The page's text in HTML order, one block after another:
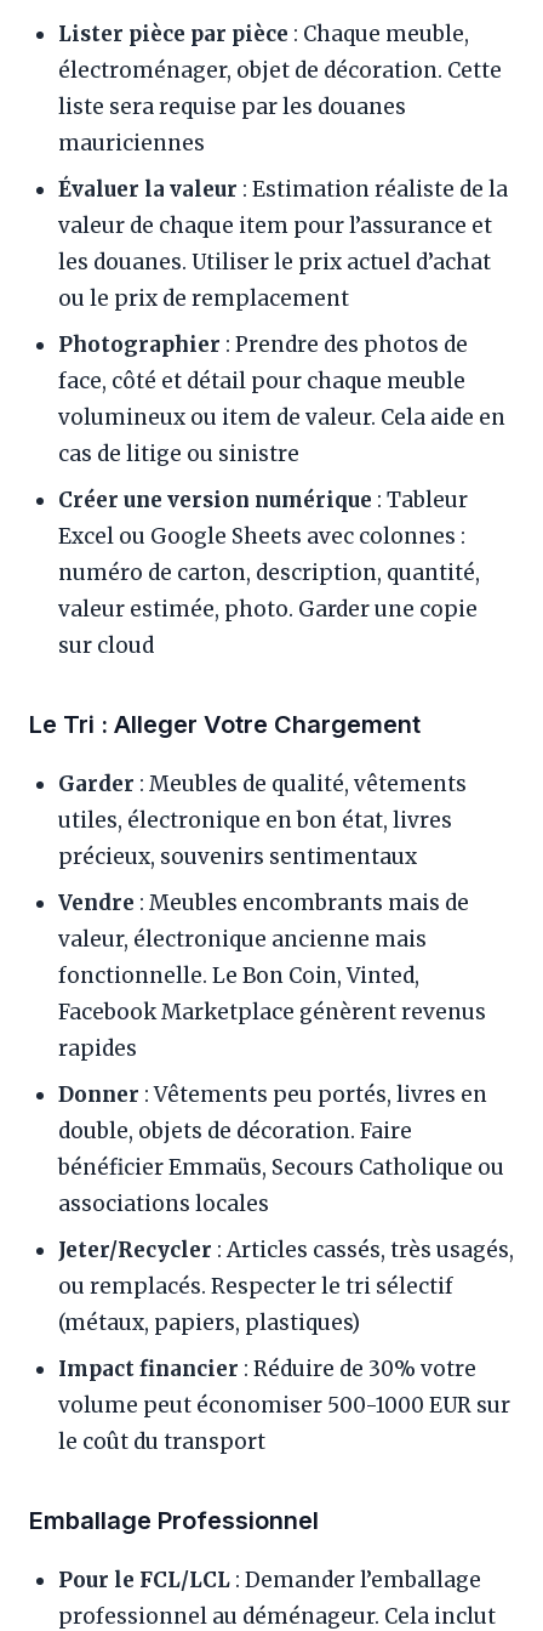
Lister pièce par pièce : Chaque meuble,
électroménager, objet de décoration. Cette
liste sera requise par les douanes
mauriciennes
Évaluer la valeur : Estimation réaliste de la
valeur de chaque item pour l’assurance et
les douanes. Utiliser le prix actuel d’achat
ou le prix de remplacement
Photographier : Prendre des photos de
face, côté et détail pour chaque meuble
volumineux ou item de valeur. Cela aide en
cas de litige ou sinistre
Créer une version numérique : Tableur
Excel ou Google Sheets avec colonnes :
numéro de carton, description, quantité,
valeur estimée, photo. Garder une copie
sur cloud
Le Tri : Alleger Votre Chargement
Garder : Meubles de qualité, vêtements
utiles, électronique en bon état, livres
précieux, souvenirs sentimentaux
Vendre : Meubles encombrants mais de
valeur, électronique ancienne mais
fonctionnelle. Le Bon Coin, Vinted,
Facebook Marketplace génèrent revenus
rapides
Donner : Vêtements peu portés, livres en
double, objets de décoration. Faire
bénéficier Emmaüs, Secours Catholique ou
associations locales
Jeter/Recycler : Articles cassés, très usagés,
ou remplacés. Respecter le tri sélectif
(métaux, papiers, plastiques)
Impact financier : Réduire de 30% votre
volume peut économiser 500-1000 EUR sur
le coût du transport
Emballage Professionnel
Pour le FCL/LCL : Demander l’emballage
professionnel au déménageur. Cela inclut